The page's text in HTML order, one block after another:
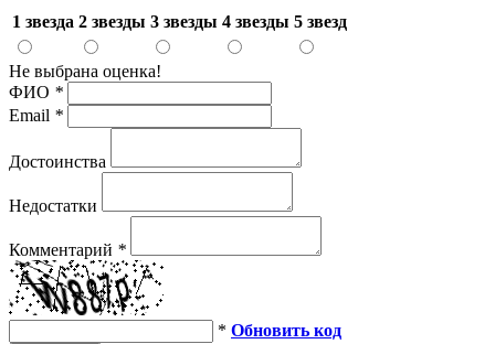
1 звезда 2 звезды 3 звезды 4 звезды 5 звезд
Не выбрана оценка!
ФИО *
Email *
Достоинства
Недостатки
Комментарий *
* Обновить код